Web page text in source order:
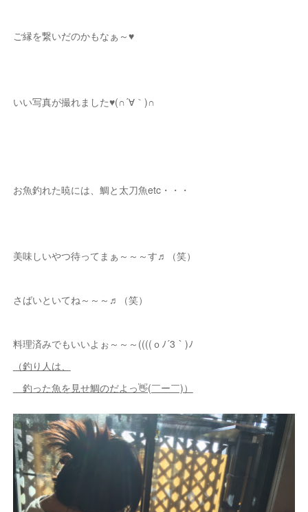
ご縁を繋いだのかもなぁ～♥
いい写真が撮れました♥(∩´∀｀)∩
お魚釣れた暁には、鯛と太刀魚etc・・・
美味しいやつ待ってまぁ～～～す♬（笑）
さばいといてね～～～♬（笑）
料理済みでもいいよぉ～～～((((ｏﾉ´3｀)ﾉ
（釣り人は、
釣った魚を見せ鯛のだよっ👋(￣ー￣)）